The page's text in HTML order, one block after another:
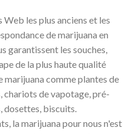
les plus anciens et les
de marijuana en
garantissent les souches,
de la plus haute qualité
comme plantes de
chariots de vapotage, pré-
dosettes, biscuits.
la marijuana pour nous n'est